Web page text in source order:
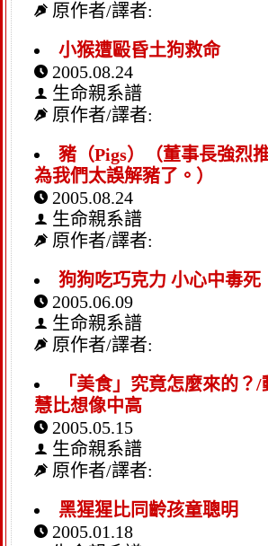
原作者/譯者:
小猴遭毆昏土狗救命
2005.08.24
生命親系譜
原作者/譯者:
豬（Pigs）（董事長強烈
為我們太誤解豬了。）
2005.08.24
生命親系譜
原作者/譯者:
狗狗吃巧克力 小心中毒死
2005.06.09
生命親系譜
原作者/譯者:
「美食」究竟怎麼來的？
慧比想像中高
2005.05.15
生命親系譜
原作者/譯者:
黑猩猩比同齡孩童聰明
2005.01.18